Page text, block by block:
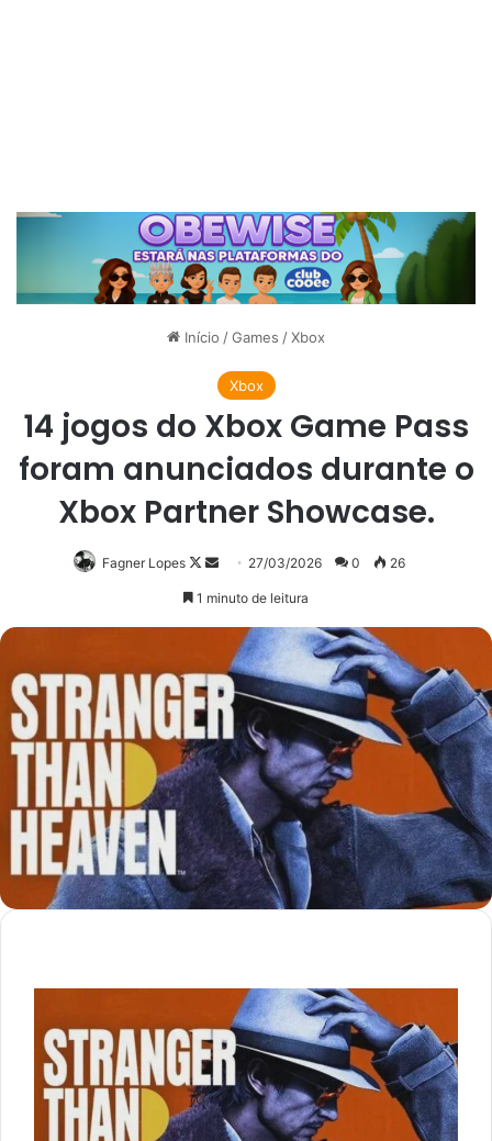
Início /Games /Xbox
Xbox
14 jogos do Xbox Game Pass
foram anunciados durante o
Xbox Partner Showcase.
Fagner Lopes
Follow
Mande
mail
27/03/2026 0 26
1 minuto de leitura